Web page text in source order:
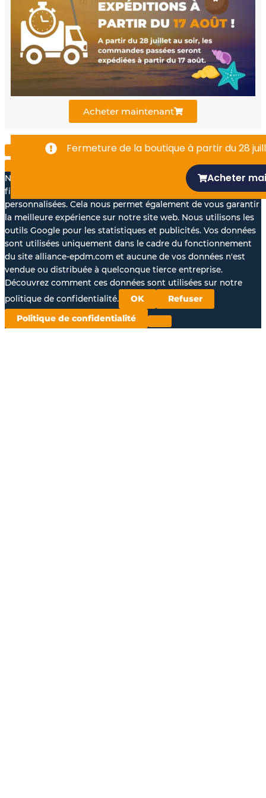
b
o
o
k
-
u
b
e
e
d
i
n
Acheter maintenant
Fermeture de la boutique à partir du 28
Acheter
Nous aimerions avec votre accord, utiliser vos données à des
fins statistiques et pour vous proposer des annonces
personnalisées. Cela nous permet également de vous garantir
la meilleure expérience sur notre site web. Nous utilisons les
outils Google pour les statistiques et publicités. Vos données
sont utilisées uniquement dans le cadre du fonctionnement
du site alliance-epdm.com et aucune de vos données n'est
vendue ou distribuée à quelconque tierce entreprise.
Découvrez comment ces données sont utilisées sur notre
politique de confidentialité.
OK Refuser
Politique de confidentialité